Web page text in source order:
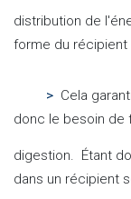
distribution de
forme du récipient
> Cela
donc le besoin de
digestion. Étant
dans un récipient